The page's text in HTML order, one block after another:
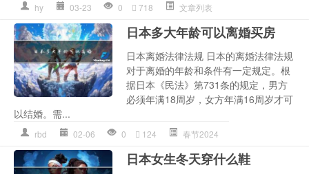
hy 03-23 0 718 文章列表
日本多大年龄可以离婚买房
日本离婚法律法规 日本的离婚法律法规
对于离婚的年龄和条件有一定规定。根
据日本《民法》第731条的规定，男方
必须年满18周岁，女方年满16周岁才可
以结婚。需...
rbd 02-06 0 124 春节2024
日本女生冬天穿什么鞋